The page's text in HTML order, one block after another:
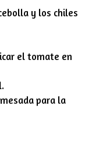
y los chiles
el tomate en
para la